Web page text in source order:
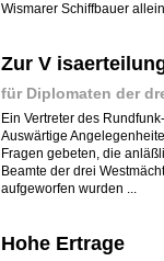
Wismarer Schiffbauer
Zur V
für Diplomaten der
Ein Vertreter des
Auswärtige
Fragen gebeten, die
Beamte der drei
aufgeworfen wurden ...
Hohe Ertrage